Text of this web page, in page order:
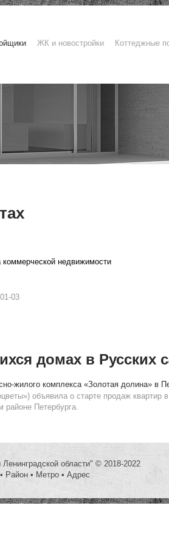
ЖК и новостройки Коттеджные
коммерческой недвижимости
03
домах в Русских
жилого комплекса «Золотая долина» в
объявила о старте продаж квартир
районе Петербурга.
области" © 2018-2022
• Район • Метро • Адрес